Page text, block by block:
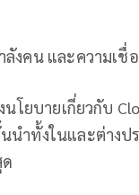
งคน และความเชื่
โยบายเกี่ยวกับ
นำทั้งในและต่างป